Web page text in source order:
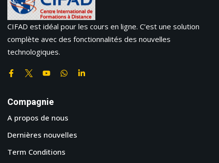
CIFAD est idéal pour les cours en ligne. C’est une solution
complète avec des fonctionnalités des nouvelles
technologiques.
Compagnie
A propos de nous
Dernières nouvelles
Term Conditions